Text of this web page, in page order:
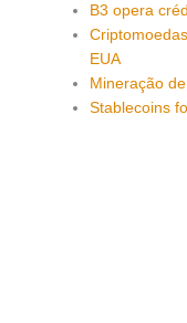
B3 opera
EUA
Mineração
Stablecoins